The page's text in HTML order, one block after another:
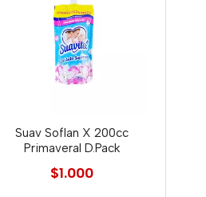
Suav Soflan X 200cc
Primaveral D.Pack
$1.000